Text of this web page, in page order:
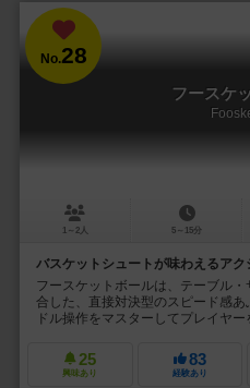
No.28
フースケ
1～2人 5～15分
バスケットシュートが味わえるアク
フースケットボールは、テーブル
合した、直接対決型のスピード感
ドル操作をマスターしてプレイヤー
25
興味あり
83
経験あり